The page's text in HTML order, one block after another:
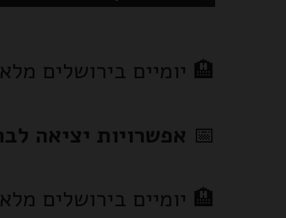
🏨 יומיים בירושלים
📅 אפשרויות יציאה לבחירה:כולל לילה 1 לינה
🏨 יומיים בירושלים